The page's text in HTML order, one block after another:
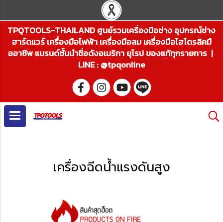
TPQTOOLS-THAILAND ศูนย์รวมเครื่องมือช่าง อุปกรณ์ช่าง
ฮาร์ดแวร์ เครื่องมือไฟฟ้า เครื่องมือลม เครื่องมือไฮโดรลิคมื
ออาชีพ แบรนด์ชั้นนำชื่อดังอเมริกา ยุโรป ของแท้ทุกรายการ |
LINE : @tpqonline
เครื่องฉีดน้ำแรงดันสูง